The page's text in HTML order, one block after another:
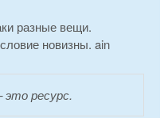
разные вещи.
новизны. ain
ресурс.